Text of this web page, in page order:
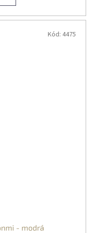
- modrá
Kód: 4475